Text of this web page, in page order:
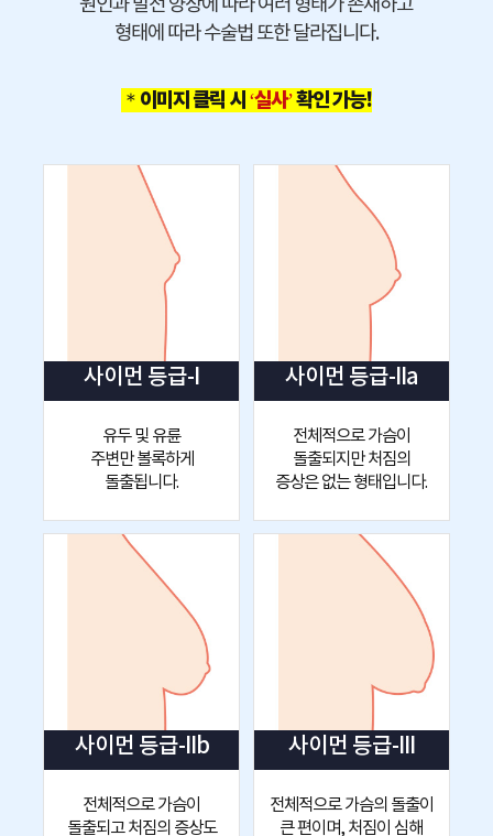
형태에 따라 수술법 또한 달라집니다.
＊이미지 클릭 시 ‘실사’확인 가능!
사이먼 등급-I
유두 및 유륜
주변만 볼록하게
돌출됩니다.
사이먼 등급-IIa
전체적으로 가슴이
돌출되지만 처짐의
증상은 없는 형태입니다.
사이먼 등급-IIb
전체적으로 가슴이
돌출되고 처짐의 증상도
사이먼 등급-III
전체적으로 가슴의 돌출이
큰 편이며, 처짐이 심해